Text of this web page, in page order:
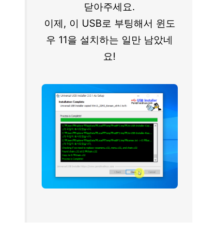
닫아주세요.
이제, 이 USB로 부팅해서 윈도
우 11을 설치하는 일만 남았네
요!